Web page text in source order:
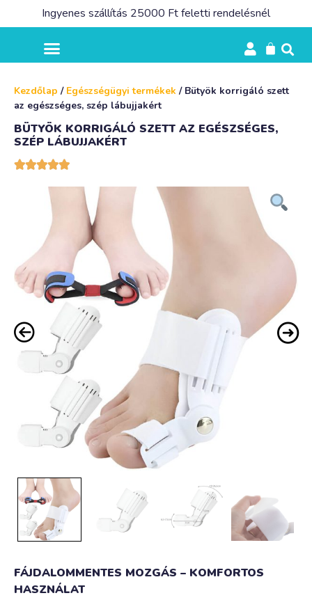
Ingyenes szállítás 25000 Ft feletti rendelésnél
Kezdőlap / Egészségügyi termékek / Bütyök korrigáló szett
az egészséges, szép lábujjakért
BÜTYÖK KORRIGÁLÓ SZETT AZ EGÉSZSÉGES,
SZÉP LÁBUJJAKÉRT

FÁJDALOMMENTES MOZGÁS – KOMFORTOS
HASZNÁLAT